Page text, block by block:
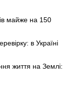
майже на 150
в Україні
життя на Землі: